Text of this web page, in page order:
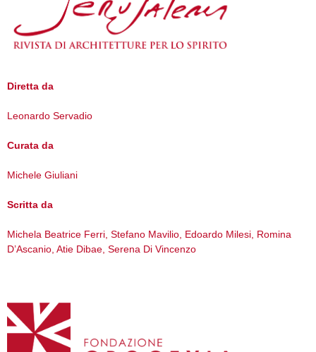
Diretta da
Leonardo Servadio
Curata da
Michele Giuliani
Scritta da
Michela Beatrice Ferri, Stefano Mavilio, Edoardo Milesi, Romina
D’Ascanio, Atie Dibae, Serena Di Vincenzo